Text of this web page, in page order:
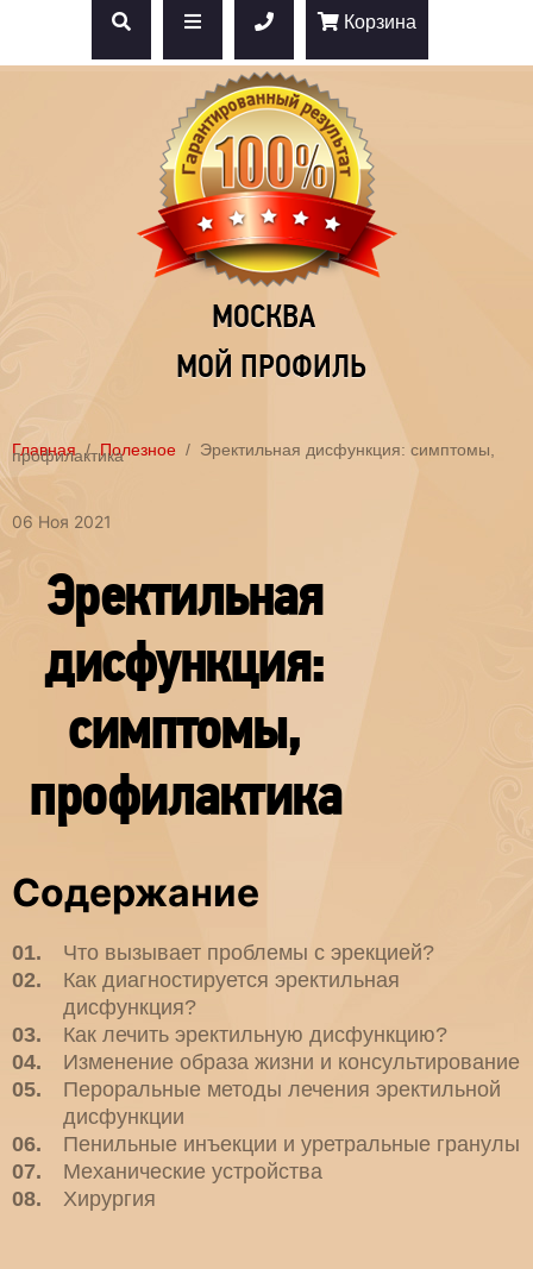
Корзина
МОСКВА
МОЙ ПРОФИЛЬ
Главная Полезное Эректильная дисфункция: симптомы,
профилактика
06 Ноя 2021
Эректильная
дисфункция:
симптомы,
профилактика
Содержание
Что вызывает проблемы с эрекцией?
Как диагностируется эректильная
дисфункция?
Как лечить эректильную дисфункцию?
Изменение образа жизни и консультирование
Пероральные методы лечения эректильной
дисфункции
Пенильные инъекции и уретральные гранулы
Механические устройства
Хирургия